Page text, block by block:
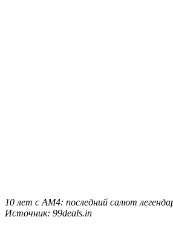
10 лет с AM4: последний салют
Источник: 99deals.in